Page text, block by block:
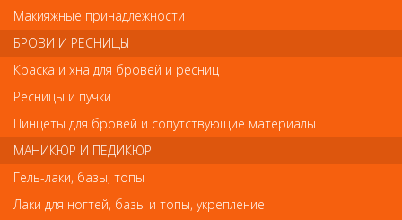
температуры 200°C
Дополнительные особенности: электронный
терморегулятор с цифровым дисплеем и визуальный
таймер времени работы
Мощность: 30 Вт
Сетевой провод: 2,8 м, вращающийся, круглый
Цвет: красный
Страна-производитель:завод Ermila в Германии
Макияжные принадлежности
БРОВИ И РЕСНИЦЫ
Краска и хна для бровей и ресниц
Ресницы и пучки
Пинцеты для бровей и сопутствующие материалы
МАНИКЮР И ПЕДИКЮР
Гель-лаки, базы, топы
Лаки для ногтей, базы и топы, укрепление